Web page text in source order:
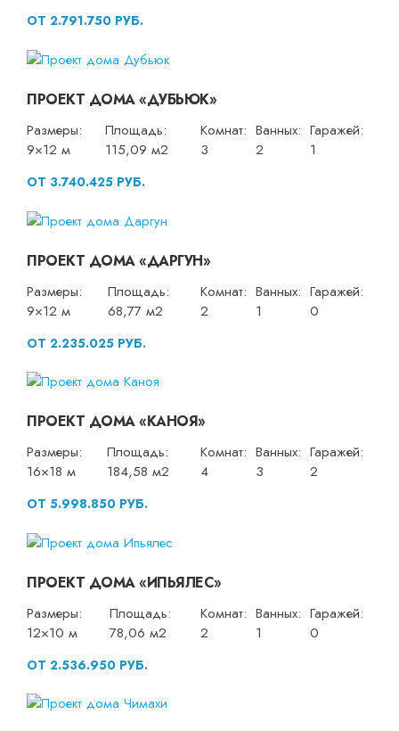
ОТ 2.791.750 РУБ.
ПРОЕКТ ДОМА «ДУБЬЮК»
Размеры:
9×12 м
Площадь:
115,09 м2
Комнат:
3
Ванных:
2
Гаражей:
1
ОТ 3.740.425 РУБ.
ПРОЕКТ ДОМА «ДАРГУН»
Размеры:
9×12 м
Площадь:
68,77 м2
Комнат:
2
Ванных:
1
Гаражей:
0
ОТ 2.235.025 РУБ.
ПРОЕКТ ДОМА «КАНОЯ»
Размеры:
16×18 м
Площадь:
184,58 м2
Комнат:
4
Ванных:
3
Гаражей:
2
ОТ 5.998.850 РУБ.
ПРОЕКТ ДОМА «ИПЬЯЛЕС»
Размеры:
12×10 м
Площадь:
78,06 м2
Комнат:
2
Ванных:
1
Гаражей:
0
ОТ 2.536.950 РУБ.